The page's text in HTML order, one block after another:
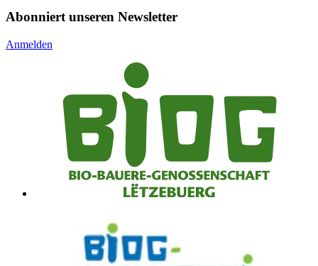
Abonniert unseren Newsletter
Anmelden